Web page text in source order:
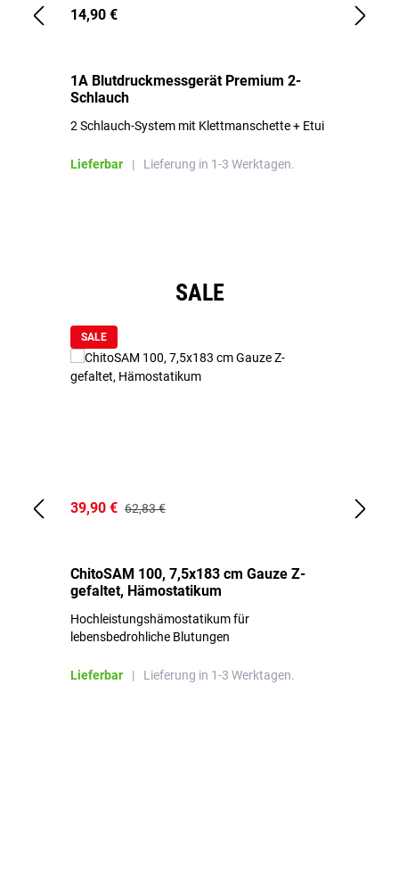
14,90 €
1A Blutdruckmessgerät Premium 2-
Schlauch
2 Schlauch-System mit Klettmanschette + Etui
Lieferbar | Lieferung in 1-3 Werktagen.
SALE
SALE
39,90 € 62,83 €
ChitoSAM 100, 7,5x183 cm Gauze Z-
gefaltet, Hämostatikum
Hochleistungshämostatikum für
lebensbedrohliche Blutungen
Lieferbar | Lieferung in 1-3 Werktagen.